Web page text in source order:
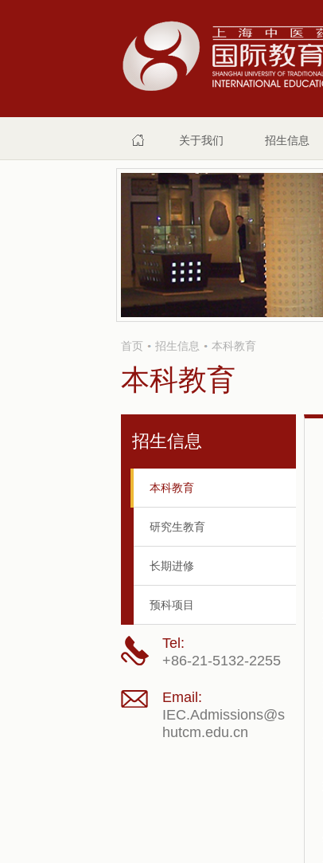
关于我们 招生信息
首页 招生信息 本科教育
本科教育
招生信息
本科教育
研究生教育
长期进修
预科项目
Tel:
+86-21-5132-2255
Email:
IEC.Admissions@s
hutcm.edu.cn